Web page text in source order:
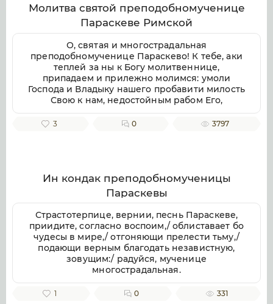
заступления и достойную песнь тебе
приносящих, тебе ублажаем, отче Моисее, тя
воспеваем, чистоты светильниче,
прославляюще милостиваго Бога, во Святей
Безначальней Троице славимаго Отца и Сына
и Святаго Духа, ныне и присно и во веки
веков. Аминь.
Молитва святой преподобномученице
Параскеве Римской
О, святая и многострадальная
преподобномученице Параскево! К тебе, аки
теплей за ны к Богу молитвеннице,
припадаем и прилежно молимся: умоли
Господа и Владыку нашего пробавити милость
Свою к нам, недостойным рабом Его,
даровати же нам душевное и телесное
здравие, земли плодоносие, воздуха
поживше, сподобимся благую кончину
христианскую улучити и Царствие Небесное
наследити. Ей, предстательнице наша благая!
Не посрами упования нашего, еже по Бозе и
Пресвятей Богородице крепкое на Тя
возлагаем, но буди нам ходатаица во
спасение, да сподобимся вкупе с тобою и
всеми святыми в радости блаженства
вечнаго славити во твоем заступлении
великую милость Бога нашего, Отца, и Сына,
и Святаго Духа, ныне и присно, и во веки
веков. Аминь.
3 0 3797
Ин кондак преподобномученицы
Параскевы
Страстотерпице, вернии, песнь Параскеве,
приидите, согласно воспоим,/ облиставает бо
чудесы в мире,/ отгоняющи прелести тьму,/
подающи верным благодать независтную,
зовущим:/ радуйся, мученице
многострадальная.
1 0 331